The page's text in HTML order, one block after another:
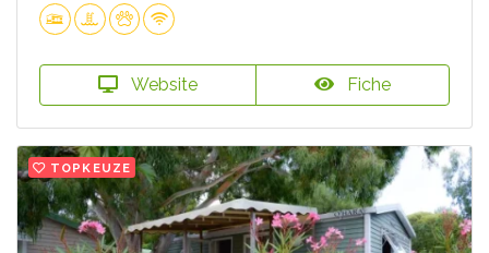
Website Fiche
TOPKEUZE